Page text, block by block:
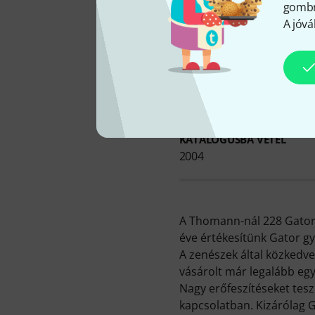
A
KATALÓGUSBA VÉTEL
2004
A Thomann-nál 228
éve értékesítünk Gator
A zenészek által
vásárolt már legalább
Nagy erőfeszítéseket
kapcsolatban. Kizárólag